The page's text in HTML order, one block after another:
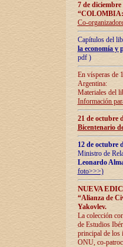
7 de
Co-
Capítulos del
la economía y
pdf )
En vísperas de
Argentina:
Materiales del
Información
21 de octubre
Bicentenario
12 de octubre
Ministro de
Leonardo
foto>>>)
NUEVA
“Alianza de
Yakovlev.
La colección
de Estudios
principal de los
ONU, co-